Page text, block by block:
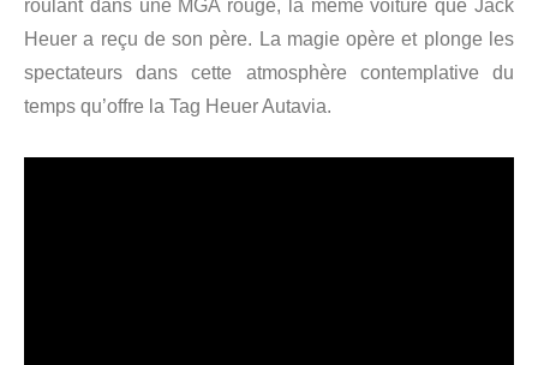
roulant dans une MGA rouge, la même voiture que Jack
Heuer a reçu de son père. La magie opère et plonge les
spectateurs dans cette atmosphère contemplative du
temps qu’offre la Tag Heuer Autavia.